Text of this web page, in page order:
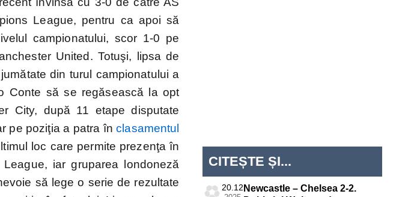
B
League, pentru ca apoi să
campionatului, scor 1-0 pe
United. Totuşi, lipsa de
din turul campionatului a
Conte să se regăsească la opt
City, după 11 etape disputate
pe poziţia a patra înclasamentul
loc care permite prezenţa în
iar gruparea londoneză
să lege o serie de rezultate
CITEȘTE ȘI...
20.12 Newcastle – Chelsea 2-2.